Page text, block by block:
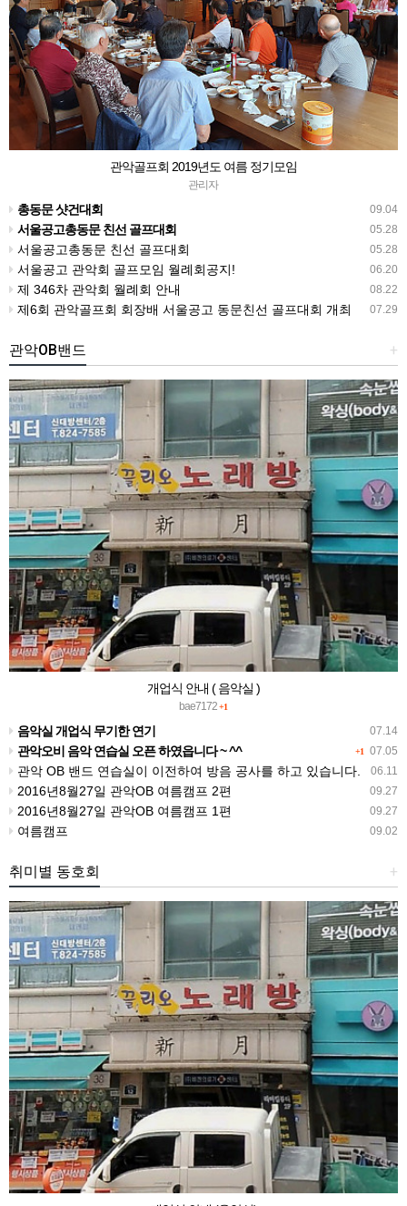
관악골프회 2019년도 여름 정기모임
관리자
09.04
총동문 샷건대회
05.28
서울공고총동문 친선 골프대회
05.28
서울공고총동문 친선 골프대회
06.20
서울공고 관악회 골프모임 월례회공지!
08.22
제 346차 관악회 월례회 안내
07.29
제6회 관악골프회 회장배 서울공고 동문친선 골프대회 개최
+
관악OB밴드
개업식 안내 ( 음악실 )
bae7172+1
07.14
음악실 개업식 무기한 연기
+1 07.05
관악오비 음악 연습실 오픈 하였읍니다 ~ ^^
06.11
관악 OB 밴드 연습실이 이전하여 방음 공사를 하고 있습니다.
09.27
2016년8월27일 관악OB 여름캠프 2편
09.27
2016년8월27일 관악OB 여름캠프 1편
09.02
여름캠프
+
취미별 동호회